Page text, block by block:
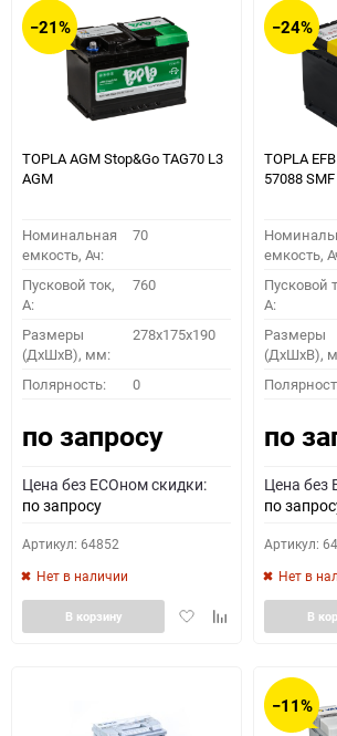
−21%
TOPLA AGM Stop&Go TAG70 L3
AGM
Номинальная
емкость, Ач:
70
Пусковой ток,
A:
760
Размеры
(ДхШхВ), мм:
278x175x190
Полярность: 0
по запросу
Цена без ECOном скидки:
по запросу
Артикул: 64852
Нет в наличии
ДобавитьДобавить
В корзину
−24%
TOPLA
57088 SMF
емкость,
Пусковой
A:
Размеры
(ДхШхВ),
по
Цена без
по
Артикул:
Нет в
В
−11%